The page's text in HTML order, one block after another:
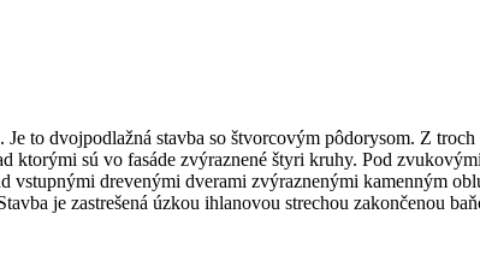
to dvojpodlažná stavba so štvorcovým pôdorysom. Z
ktorými sú vo fasáde zvýraznené štyri kruhy. Pod
vstupnými drevenými dverami zvýraznenými kamenným
je zastrešená úzkou ihlanovou strechou zakončenou